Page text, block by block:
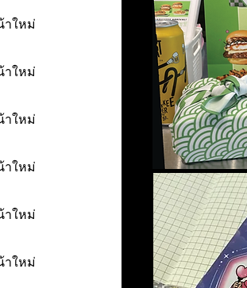
าใหม่
าใหม่
าใหม่
าใหม่
าใหม่
าใหม่